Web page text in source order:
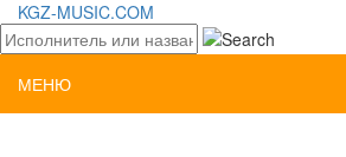
KGZ-MUSIC.COM
МЕНЮ